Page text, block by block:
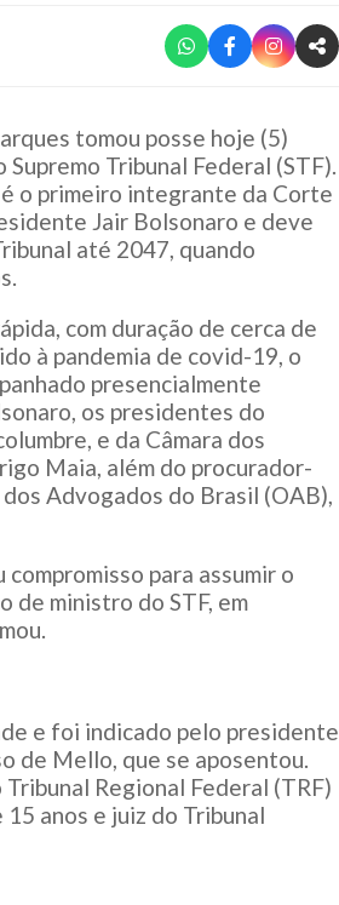
tomou posse hoje (5)
Supremo Tribunal Federal (STF).
o primeiro integrante da Corte
Jair Bolsonaro e deve
até 2047, quando
com duração de cerca de
à pandemia de covid-19, o
presencialmente
os presidentes do
e da Câmara dos
Maia, além do procurador-
Advogados do Brasil (OAB),
para assumir o
de ministro do STF, em
e foi indicado pelo presidente
de Mello, que se aposentou.
Regional Federal (TRF)
anos e juiz do Tribunal